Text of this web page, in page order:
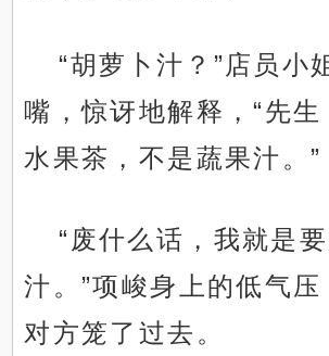
“胡萝卜汁？”店员小
嘴，惊讶地解释，“先生
水果茶，不是蔬果汁。”
“废什么话，我就是
汁。”项峻身上的低气压
对方笼了过去。